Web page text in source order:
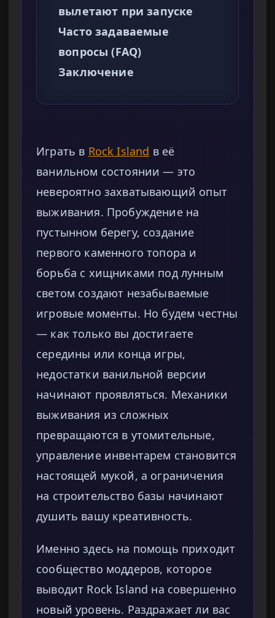
вылетают при запуске
Часто задаваемые
вопросы (FAQ)
Заключение
Играть в Rock Island в её
ванильном состоянии — это
невероятно захватывающий опыт
выживания. Пробуждение на
пустынном берегу, создание
первого каменного топора и
борьба с хищниками под лунным
светом создают незабываемые
игровые моменты. Но будем честны
— как только вы достигаете
середины или конца игры,
недостатки ванильной версии
начинают проявляться. Механики
выживания из сложных
превращаются в утомительные,
управление инвентарем становится
настоящей мукой, а ограничения
на строительство базы начинают
душить вашу креативность.
Именно здесь на помощь приходит
сообщество моддеров, которое
выводит Rock Island на совершенно
новый уровень. Раздражает ли вас